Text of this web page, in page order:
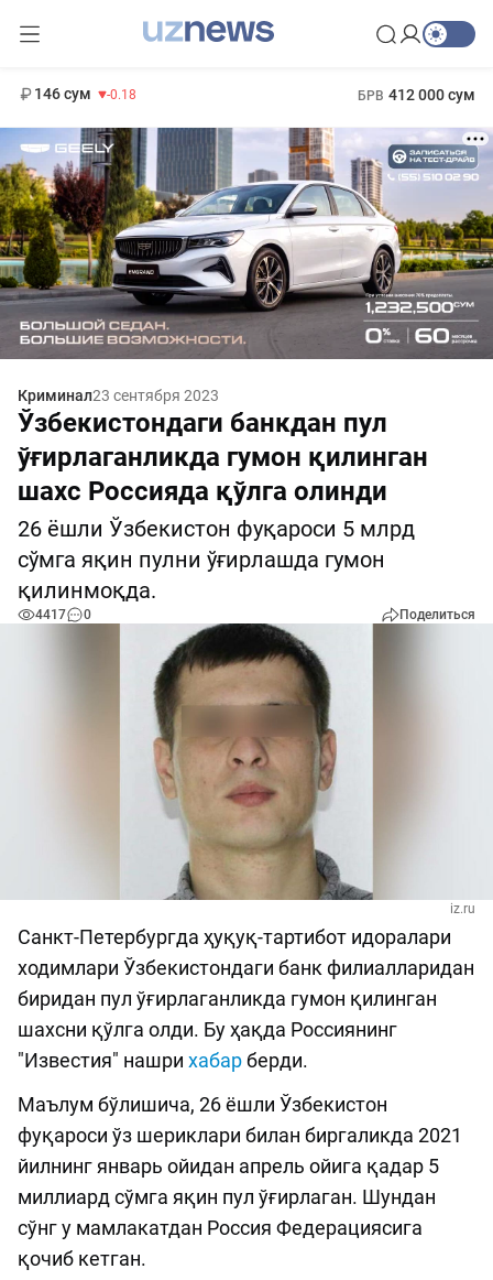
146 сум -0.18 БРВ 412 000 сум
Криминал23 сентября 2023
Ўзбекистондаги банкдан пул
ўғирлаганликда гумон қилинган
шахс Россияда қўлга олинди
26 ёшли Ўзбекистон фуқароси 5 млрд
сўмга яқин пулни ўғирлашда гумон
қилинмоқда.
4417 0 Поделиться
iz.ru
Санкт-Петербургда ҳуқуқ-тартибот идоралари
ходимлари Ўзбекистондаги банк филиалларидан
биридан пул ўғирлаганликда гумон қилинган
шахсни қўлга олди. Бу ҳақда Россиянинг
"Известия" нашри хабарберди.
Маълум бўлишича, 26 ёшли Ўзбекистон
фуқароси ўз шериклари билан биргаликда 2021
йилнинг январь ойидан апрель ойига қадар 5
миллиард сўмга яқин пул ўғирлаган. Шундан
сўнг у мамлакатдан Россия Федерациясига
қочиб кетган.